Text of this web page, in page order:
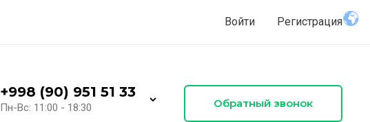
Войти Регистрация
+998 (90) 951 51 33
Пн-Вс: 11:00 - 18:30 Обратный звонок